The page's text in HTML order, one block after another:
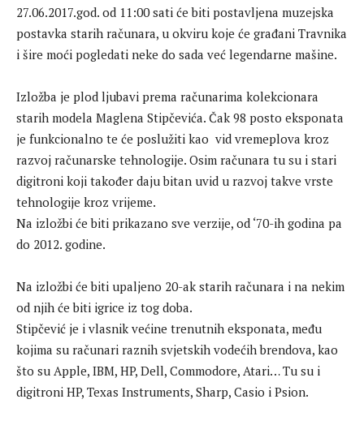
27.06.2017.god. od 11:00 sati će biti postavljena muzejska
postavka starih računara, u okviru koje će građani Travnika
i šire moći pogledati neke do sada već legendarne mašine.
Izložba je plod ljubavi prema računarima kolekcionara
starih modela Maglena Stipčevića. Čak 98 posto eksponata
je funkcionalno te će poslužiti kao vid vremeplova kroz
razvoj računarske tehnologije. Osim računara tu su i stari
digitroni koji također daju bitan uvid u razvoj takve vrste
tehnologije kroz vrijeme.
Na izložbi će biti prikazano sve verzije, od ‘70-ih godina pa
do 2012. godine.
Na izložbi će biti upaljeno 20-ak starih računara i na nekim
od njih će biti igrice iz tog doba.
Stipčević je i vlasnik većine trenutnih eksponata, među
kojima su računari raznih svjetskih vodećih brendova, kao
što su Apple, IBM, HP, Dell, Commodore, Atari… Tu su i
digitroni HP, Texas Instruments, Sharp, Casio i Psion.